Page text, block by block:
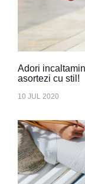
Adori
asortezi cu stil!
10 JUL 2020